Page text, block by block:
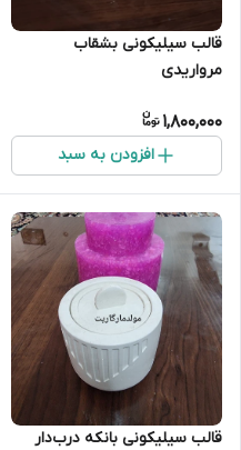
قالب سیلیکونی بشقاب
مرواریدی
1,800,000
افزودن به سبد
قالب سیلیکونی بانکه درب‌دار